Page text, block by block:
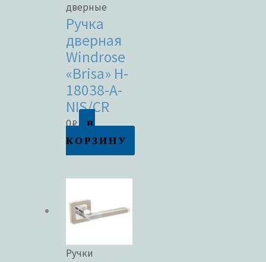
дверные
Ручка
дверная
Windrose
«Brisa» H-
18038-A-
NIS/CR
0₽
В
КОРЗИНУ
Ручки